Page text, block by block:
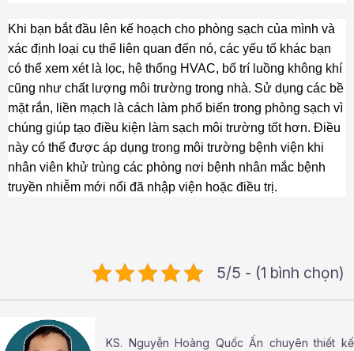
Khi bạn bắt đầu lên kế hoạch cho phòng sạch của mình và
xác định loại cụ thể liên quan đến nó, các yếu tố khác bạn
có thể xem xét là lọc, hệ thống HVAC, bố trí luồng không khí
cũng như chất lượng môi trường trong nhà. Sử dụng các bề
mặt rắn, liền mạch là cách làm phổ biến trong phòng sạch vì
chúng giúp tạo điều kiện làm sạch môi trường tốt hơn. Điều
này có thể được áp dụng trong môi trường bệnh viện khi
nhân viên khử trùng các phòng nơi bệnh nhân mắc bệnh
truyền nhiễm mới nổi đã nhập viện hoặc điều trị.
5/5 - (1 bình chọn)
KS. Nguyễn Hoàng Quốc Ấn chuyên thiết kế